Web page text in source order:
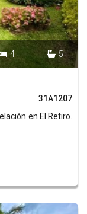
4  5
31A1207
en El Retiro.